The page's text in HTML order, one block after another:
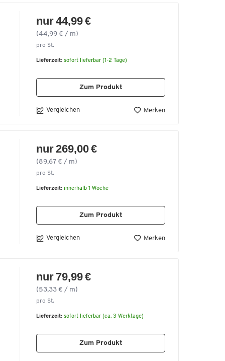
nur 44,99 €
(44,99 € / m)
pro St.
Lieferzeit: sofort lieferbar (1-2 Tage)
Zum Produkt
Vergleichen Merken
nur 269,00 €
(89,67 € / m)
pro St.
Lieferzeit: innerhalb 1 Woche
Zum Produkt
Vergleichen Merken
nur 79,99 €
(53,33 € / m)
pro St.
Lieferzeit: sofort lieferbar (ca. 3 Werktage)
Zum Produkt